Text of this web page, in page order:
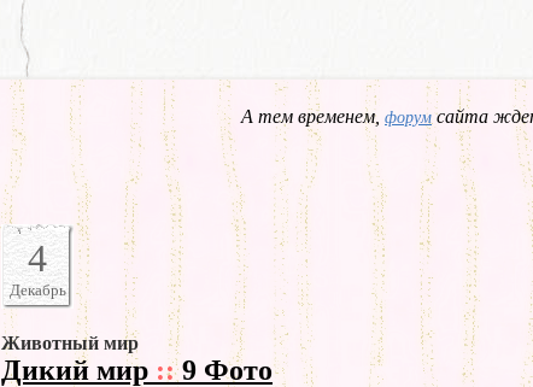
А тем временем, форум сайта
4
Декабрь
Животный мир
Дикий мир ::9 Фото